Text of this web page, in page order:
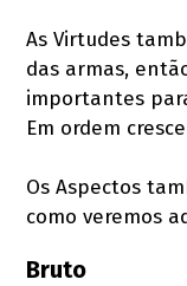
As Virtudes
das armas,
importantes
Em ordem
Os Aspectos
como veremos
Bruto